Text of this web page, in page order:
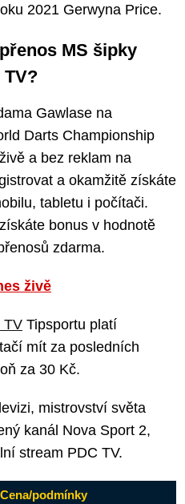
2021 Gerwyna Price.
MS šipky
TV?
Gawlase na
Darts Championship
a bez reklam na
a okamžitě získáte
tabletu i počítači.
bonus v hodnotě
zdarma.
živě
TV Tipsportu platí
mít za posledních
za 30 Kč.
mistrovství světa
kanál Nova Sport 2,
stream PDC TV.
Cena/podmínky